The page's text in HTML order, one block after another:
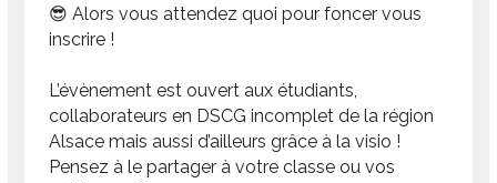
😎 Alors vous attendez quoi pour foncer vous
inscrire !
L’évènement est ouvert aux étudiants,
collaborateurs en DSCG incomplet de la région
Alsace mais aussi d’ailleurs grâce à la visio !
Pensez à le partager à votre classe ou vos